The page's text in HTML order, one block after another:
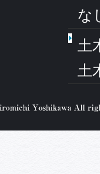
な
土
土